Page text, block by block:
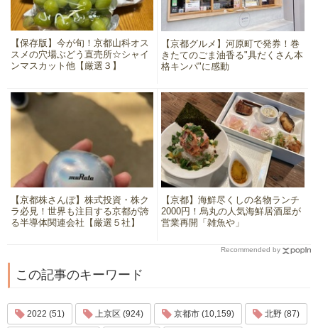
【保存版】今が旬！京都山科オス
スメの穴場ぶどう直売所☆シャイ
ンマスカット他【厳選３】
【京都グルメ】河原町で発券！巻
きたてのごま油香る"具だくさん本
格キンパ"に感動
【京都株さんぽ】株式投資・株ク
ラ必見！世界も注目する京都が誇
る半導体関連会社【厳選５社】
【京都】海鮮尽くしの名物ランチ
2000円！烏丸の人気海鮮居酒屋が
営業再開「雑魚や」
Recommended by
この記事のキーワード
2022 (51) 上京区 (924) 京都市 (10,159) 北野 (87)